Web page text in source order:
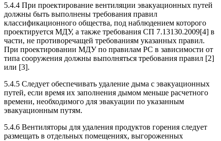
5.4.4 При проектирование вентиляции эвакуационных путей
должны быть выполнены требования правил
классификационного общества, под наблюдением которого
проектируется МДУ, а также требования СП 7.13130.2009[4] в
части, не противоречащей требованиям указанных правил.
При проектировании МДУ по правилам PC в зависимости от
типа сооружения должны выполняться требования правил [2]
или [3].
5.4.5 Следует обеспечивать удаление дыма с эвакуационных
путей, если время их заполнения дымом меньше расчетного
времени, необходимого для эвакуации по указанным
эвакуационным путям.
5.4.6 Вентиляторы для удаления продуктов горения следует
размещать в отдельных помещениях, выгороженных